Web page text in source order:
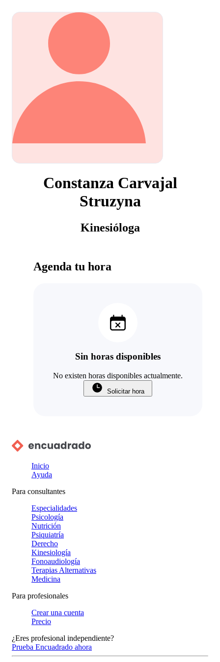
Constanza Carvajal
Struzyna
Kinesióloga
Agenda tu hora
Sin horas disponibles
No existen horas disponibles actualmente.
Solicitar hora
Inicio
Ayuda
Para consultantes
Especialidades
Psicología
Nutrición
Psiquiatría
Derecho
Kinesiología
Fonoaudiología
Terapias Alternativas
Medicina
Para profesionales
Crear una cuenta
Precio
¿Eres profesional independiente?
Prueba Encuadrado ahora